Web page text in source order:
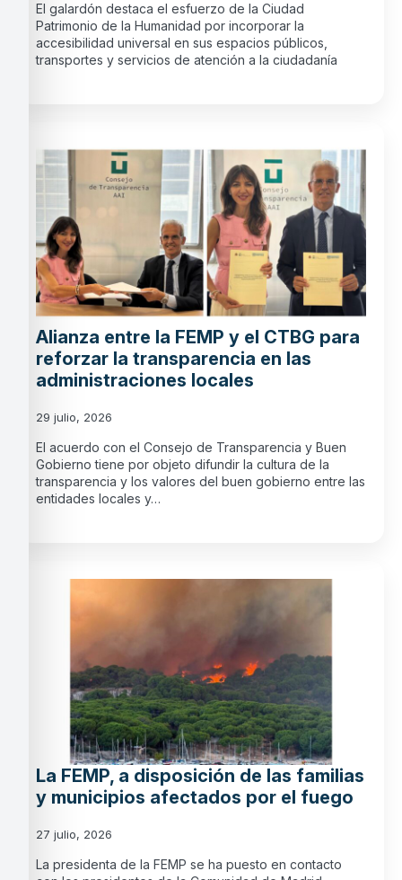
El galardón destaca el esfuerzo de la Ciudad
Patrimonio de la Humanidad por incorporar la
accesibilidad universal en sus espacios públicos,
transportes y servicios de atención a la ciudadanía
Alianza entre la FEMP y el CTBG para
reforzar la transparencia en las
administraciones locales
29 julio, 2026
El acuerdo con el Consejo de Transparencia y Buen
Gobierno tiene por objeto difundir la cultura de la
transparencia y los valores del buen gobierno entre las
entidades locales y…
La FEMP, a disposición de las familias
y municipios afectados por el fuego
27 julio, 2026
La presidenta de la FEMP se ha puesto en contacto